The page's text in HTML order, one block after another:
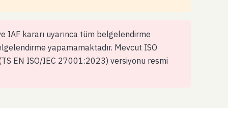
IAF kararı uyarınca tüm belgelendirme
yapamamaktadır. Mevcut ISO
EN ISO/IEC 27001:2023) versiyonu resmi